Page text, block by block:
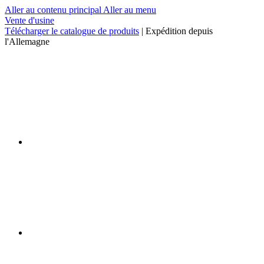
Aller au contenu principal Aller au menu
Vente d'usine
Télécharger le catalogue de produits | Expédition depuis
l'Allemagne